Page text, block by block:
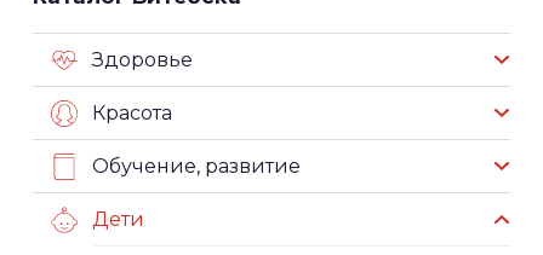
Здоровье
Красота
Обучение, развитие
Дети